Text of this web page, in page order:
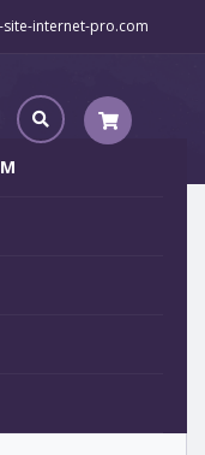
site-internet-pro.com